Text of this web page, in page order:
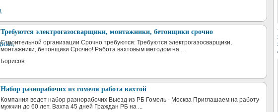
Требуются электрогазосварщики, монтажники, бетонщики срочно
Строительной организации Срочно требуются: Требуются электрогазосварщики,
монтажники, бетонщики Срочно! Работа вахтовым методом на...
Борисов
Набор разнорабочих из гомеля работа вахтой
Компания ведет набор разнорабочих Выезд из РБ Гомель - Москва Приглашаем на работу
мужчин до 60 лет. Вахта 45 дней Граждан РБ на ...